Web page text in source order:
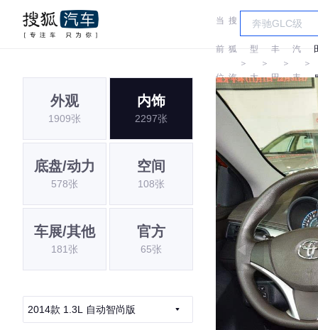
当
前
位
置:
搜
狐
汽
车
＞
车
型
大
＞
丰
田
＞
一
汽
丰
＞
外观
1909张
内饰
2297张
底盘/动力
578张
空间
108张
车展/其他
181张
官方
65张
2014款 1.3L 自动智尚版